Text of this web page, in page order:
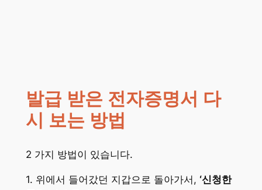
발급 받은 전자증명서 다
시 보는 방법
2 가지 방법이 있습니다.
1. 위에서 들어갔던 지갑으로 돌아가서, ‘신청한